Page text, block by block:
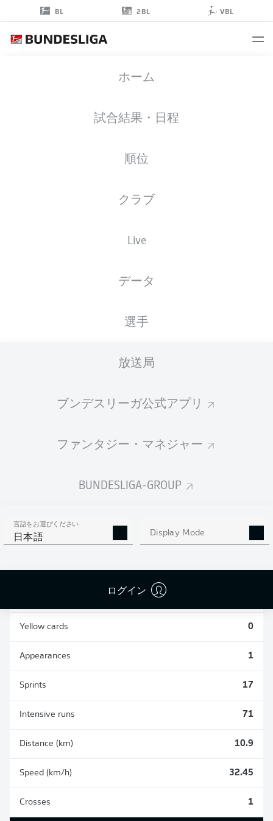
BL 2BL VBL
ホーム
試合結果・日程
順位
クラブ
Live
データ
選手
放送局
ブンデスリーガ公式アプリ
ファンタジー・マネジャー
BUNDESLIGA-GROUP
言語をお選びください
日本語 Display Mode
ログイン
13.08.2000
2026/2027
統計 シーズン 2026/2027
AERIAL DUELS
WON
Yellow cards 0
Appearances 1
Sprints 17
Intensive runs 71
Distance (km) 10.9
Speed (km/h) 32.45
Crosses 1